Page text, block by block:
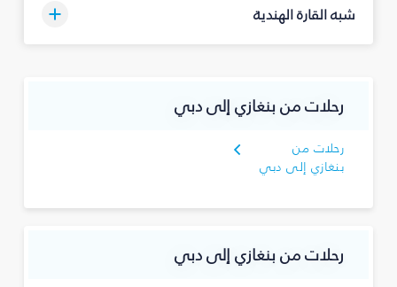
شبه القارة الهندية
رحلات من بنغازي إلى دبي
رحلات من
بنغازي إلى دبي
رحلات من بنغازي إلى دبي